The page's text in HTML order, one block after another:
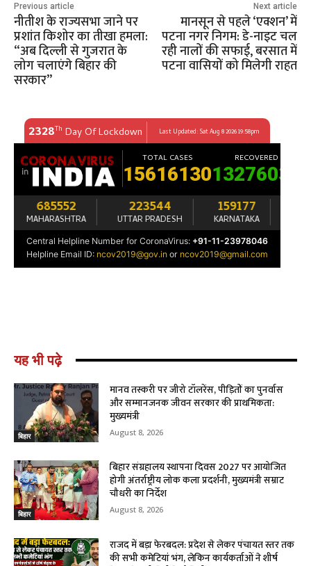
Previous article
नीतीश के राज्यसभा जाने पर
प्रशांत किशोर का तीखा हमला:
“अब दिल्ली से गुजरात के
लोग चलाएंगे बिहार की
सरकार”
Next article
मानसून से पहले ‘एक्शन’ में
पटना नगर निगम: डे-नाइट चल
रही नालों की सफाई, बरसात में
पटना वासियों को मिलेगी राहत
यह भी पढ़े
बिहार
मानव तस्करी पर जीरो टॉलरेंस, पीड़ितों का पुनर्वास
और सम्मानजनक जीवन सरकार की प्राथमिकता:
मुख्यमंत्री
August 8, 2026
बिहार
बिहार संग्रहालय स्थापना दिवस 2027 पर आयोजित
होगी अंतर्राष्ट्रीय लोक कला प्रदर्शनी, मुख्यमंत्री सम्राट
चौधरी का निर्देश
August 8, 2026
राजद में बड़ा फेरबदल: प्रदेश से लेकर पंचायत स्तर तक
की सभी कमेटियां भंग, लेकिन कार्यकर्ताओं ने शीर्ष